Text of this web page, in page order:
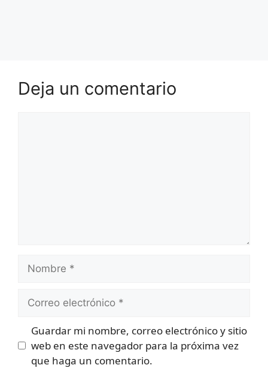
Deja un comentario
electrónico
Guardar mi nombre, correo electrónico y sitio
web en este navegador para la próxima vez
que haga un comentario.